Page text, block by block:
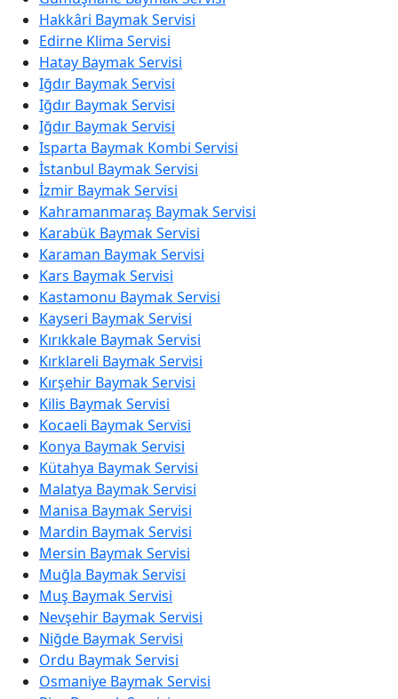
Hakkâri Baymak Servisi
Edirne Klima Servisi
Hatay Baymak Servisi
Iğdır Baymak Servisi
Iğdır Baymak Servisi
Iğdır Baymak Servisi
Isparta Baymak Kombi Servisi
İstanbul Baymak Servisi
İzmir Baymak Servisi
Kahramanmaraş Baymak Servisi
Karabük Baymak Servisi
Karaman Baymak Servisi
Kars Baymak Servisi
Kastamonu Baymak Servisi
Kayseri Baymak Servisi
Kırıkkale Baymak Servisi
Kırklareli Baymak Servisi
Kırşehir Baymak Servisi
Kilis Baymak Servisi
Kocaeli Baymak Servisi
Konya Baymak Servisi
Kütahya Baymak Servisi
Malatya Baymak Servisi
Manisa Baymak Servisi
Mardin Baymak Servisi
Mersin Baymak Servisi
Muğla Baymak Servisi
Muş Baymak Servisi
Nevşehir Baymak Servisi
Niğde Baymak Servisi
Ordu Baymak Servisi
Osmaniye Baymak Servisi